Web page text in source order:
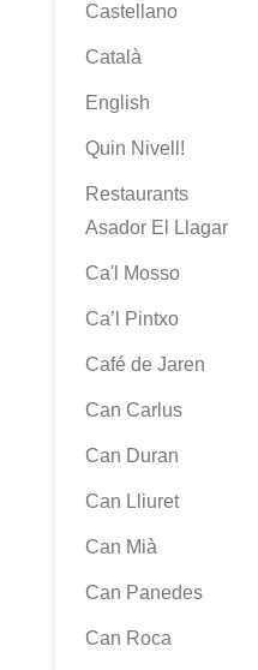
Castellano
Català
English
Quin Nivell!
Restaurants
Asador El Llagar
Ca'l Mosso
Ca’l Pintxo
Café de Jaren
Can Carlus
Can Duran
Can Lliuret
Can Mià
Can Panedes
Can Roca